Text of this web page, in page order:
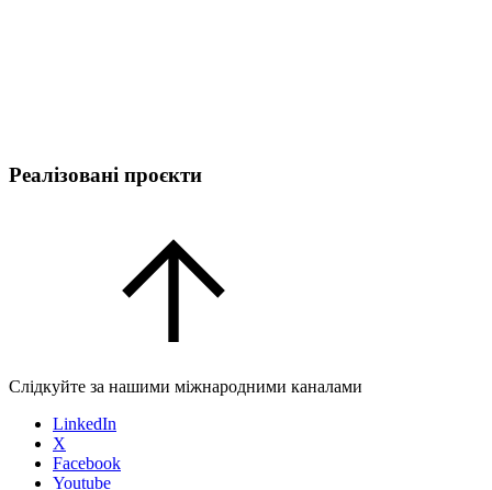
Реалізовані проєкти
Слідкуйте за нашими міжнародними каналами
LinkedIn
X
Facebook
Youtube